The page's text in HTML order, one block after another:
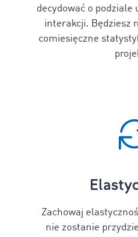
decydować o podziale
interakcji. Będziesz
comiesięczne
Zachowaj
nie zostanie